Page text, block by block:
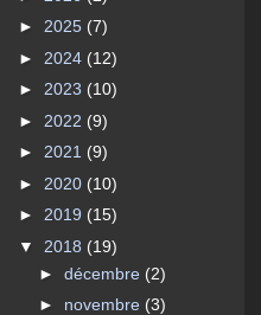
► 2025 (7)
► 2024 (12)
► 2023 (10)
► 2022 (9)
► 2021 (9)
► 2020 (10)
► 2019 (15)
▼ 2018 (19)
► décembre (2)
► novembre (3)